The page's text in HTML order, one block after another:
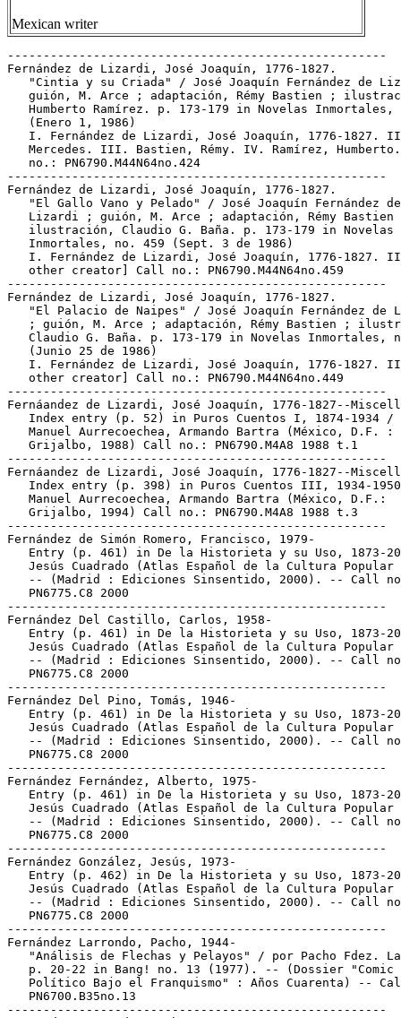
Mexican writer
-----------------------------------------------------
Fernández de Lizardi, José Joaquín, 1776-1827.
"Cintia y su Criada" / José Joaquín Fernández de
guión, M. Arce ; adaptación, Rémy Bastien ;
Humberto Ramírez. p. 173-179 in Novelas Inmortales,
   (Enero 1, 1986)
I. Fernández de Lizardi, José Joaquín, 1776-1827.
Mercedes. III. Bastien, Rémy. IV. Ramírez,
   no.: PN6790.M44N64no.424
-----------------------------------------------------
Fernández de Lizardi, José Joaquín, 1776-1827.
   "El Gallo Vano y Pelado" / José Joaquín Fernández de
Lizardi ; guión, M. Arce ; adaptación, Rémy Bastien
   ilustración, Claudio G. Baña. p. 173-179 in Novelas
   Inmortales, no. 459 (Sept. 3 de 1986)
I. Fernández de Lizardi, José Joaquín, 1776-1827.
   other creator] Call no.: PN6790.M44N64no.459
-----------------------------------------------------
Fernández de Lizardi, José Joaquín, 1776-1827.
"El Palacio de Naipes" / José Joaquín Fernández de
; guión, M. Arce ; adaptación, Rémy Bastien ;
Claudio G. Baña. p. 173-179 in Novelas Inmortales,
   (Junio 25 de 1986)
I. Fernández de Lizardi, José Joaquín, 1776-1827.
   other creator] Call no.: PN6790.M44N64no.449
-----------------------------------------------------
Fernáandez de Lizardi, José Joaquín, 1776-1827--
Index entry (p. 52) in Puros Cuentos I, 1874-1934 /
   Manuel Aurrecoechea, Armando Bartra (México, D.F. :
   Grijalbo, 1988) Call no.: PN6790.M4A8 1988 t.1
-----------------------------------------------------
Fernáandez de Lizardi, José Joaquín, 1776-1827--
Index entry (p. 398) in Puros Cuentos III, 1934-
   Manuel Aurrecoechea, Armando Bartra (México, D.F.:
   Grijalbo, 1994) Call no.: PN6790.M4A8 1988 t.3
-----------------------------------------------------
Fernández de Simón Romero, Francisco, 1979-
Entry (p. 461) in De la Historieta y su Uso, 1873-
Jesús Cuadrado (Atlas Español de la Cultura Popular
-- (Madrid : Ediciones Sinsentido, 2000). -- Call
   PN6775.C8 2000
-----------------------------------------------------
Fernández Del Castillo, Carlos, 1958-
Entry (p. 461) in De la Historieta y su Uso, 1873-
Jesús Cuadrado (Atlas Español de la Cultura Popular
-- (Madrid : Ediciones Sinsentido, 2000). -- Call
   PN6775.C8 2000
-----------------------------------------------------
Fernández Del Pino, Tomás, 1946-
Entry (p. 461) in De la Historieta y su Uso, 1873-
Jesús Cuadrado (Atlas Español de la Cultura Popular
-- (Madrid : Ediciones Sinsentido, 2000). -- Call
   PN6775.C8 2000
-----------------------------------------------------
Fernández Fernández, Alberto, 1975-
Entry (p. 461) in De la Historieta y su Uso, 1873-
Jesús Cuadrado (Atlas Español de la Cultura Popular
-- (Madrid : Ediciones Sinsentido, 2000). -- Call
   PN6775.C8 2000
-----------------------------------------------------
Fernández González, Jesús, 1973-
Entry (p. 462) in De la Historieta y su Uso, 1873-
Jesús Cuadrado (Atlas Español de la Cultura Popular
-- (Madrid : Ediciones Sinsentido, 2000). -- Call
   PN6775.C8 2000
-----------------------------------------------------
Fernández Larrondo, Pacho, 1944-
"Análisis de Flechas y Pelayos" / por Pacho Fdez.
   p. 20-22 in Bang! no. 13 (1977). -- (Dossier "Comic
Político Bajo el Franquismo" : Años Cuarenta) --
   PN6700.B35no.13
-----------------------------------------------------